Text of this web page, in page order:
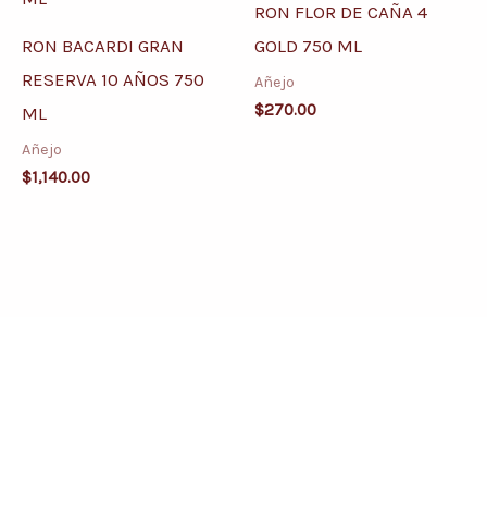
RON BACARDI GRAN
RESERVA 10 AÑOS 750
ML
Añejo
$1,140.00
RON FLOR DE CAÑA 4
GOLD 750 ML
Añejo
$270.00